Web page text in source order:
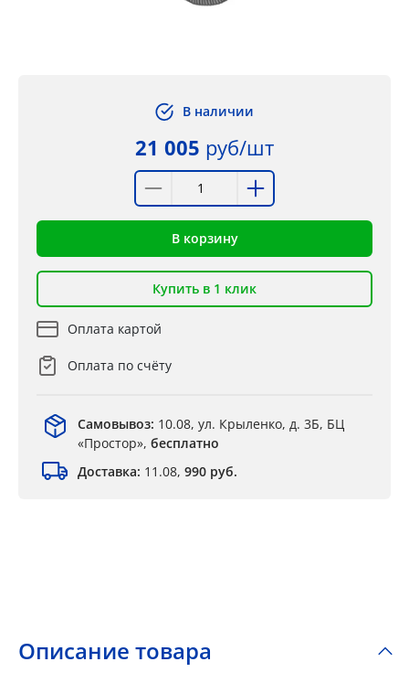
В наличии
21 005 руб/шт
В корзину
Купить в 1 клик
Оплата картой
Оплата по счёту
Самовывоз: 10.08, ул. Крыленко, д. 3Б, БЦ
«Простор», бесплатно
Доставка: 11.08, 990 руб.
Описание товара